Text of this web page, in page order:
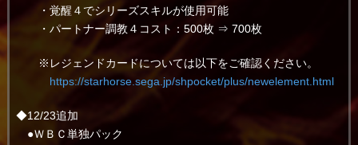
・覚醒４でシリーズスキルが使用可能
・パートナー調教４コスト：500枚 ⇒ 700枚
※レジェンドカードについては以下をご確認ください。
https://starhorse.sega.jp/shpocket/plus/newelement.html
◆12/23追加
●ＷＢＣ単独パック